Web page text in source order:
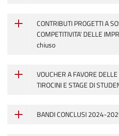
CONTRIBUTI PROGETTI A
COMPETITIVITA' DELLE
chiuso
VOUCHER A FAVORE
TIROCINI E STAGE DI
BANDI CONCLUSI 2024-